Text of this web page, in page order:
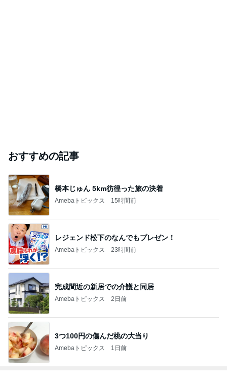
おすすめの記事
橋本じゅん 5km彷徨った旅の決着
Amebaトピックス 15時間前
レジェンド松下のなんでもプレゼン！
Amebaトピックス 23時間前
完成間近の新居での介護と同居
Amebaトピックス 2日前
3つ100円の傷んだ桃の大当り
Amebaトピックス 1日前